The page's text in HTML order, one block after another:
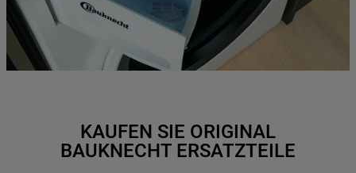
KAUFEN SIE ORIGINAL
BAUKNECHT ERSATZTEILE